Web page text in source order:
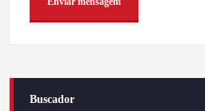
Buscador